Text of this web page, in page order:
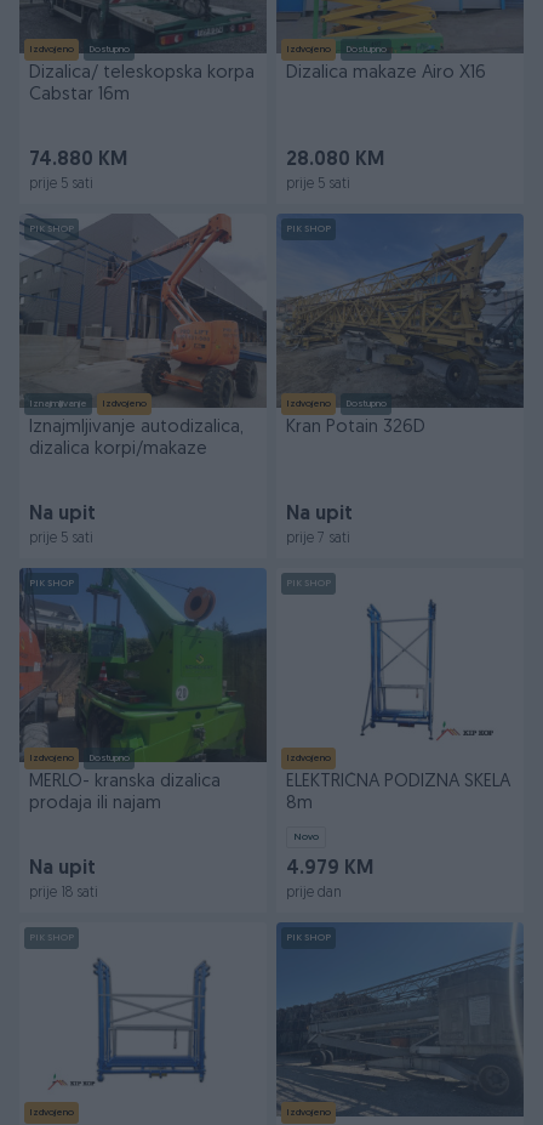
Izdvojeno Dostupno
Dizalica/ teleskopska korpa
Cabstar 16m
74.880 KM
prije 5 sati
Izdvojeno Dostupno
Dizalica makaze Airo X16
28.080 KM
prije 5 sati
PIK SHOP
Iznajmljivanje Izdvojeno
Iznajmljivanje autodizalica,
dizalica korpi/makaze
Na upit
prije 5 sati
PIK SHOP
Izdvojeno Dostupno
Kran Potain 326D
Na upit
prije 7 sati
PIK SHOP
Izdvojeno Dostupno
MERLO- kranska dizalica
prodaja ili najam
Na upit
prije 18 sati
PIK SHOP
Izdvojeno
ELEKTRIČNA PODIZNA SKELA
8m
Novo
4.979 KM
prije dan
PIK SHOP
Izdvojeno
PIK SHOP
Izdvojeno